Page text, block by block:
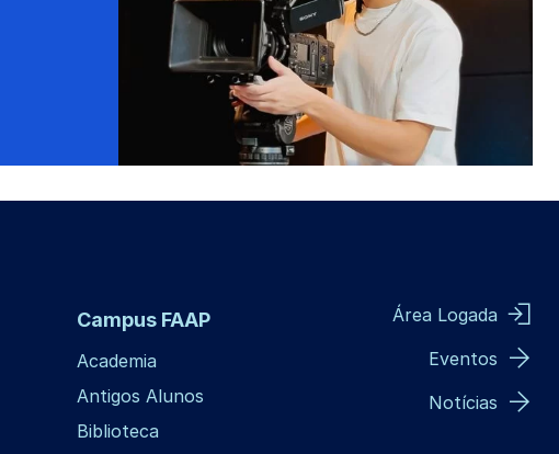
Campus FAAP
Academia
Antigos Alunos
Biblioteca
Área Logada
Eventos
Notícias